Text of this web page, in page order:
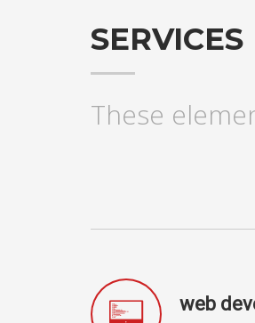
These
web